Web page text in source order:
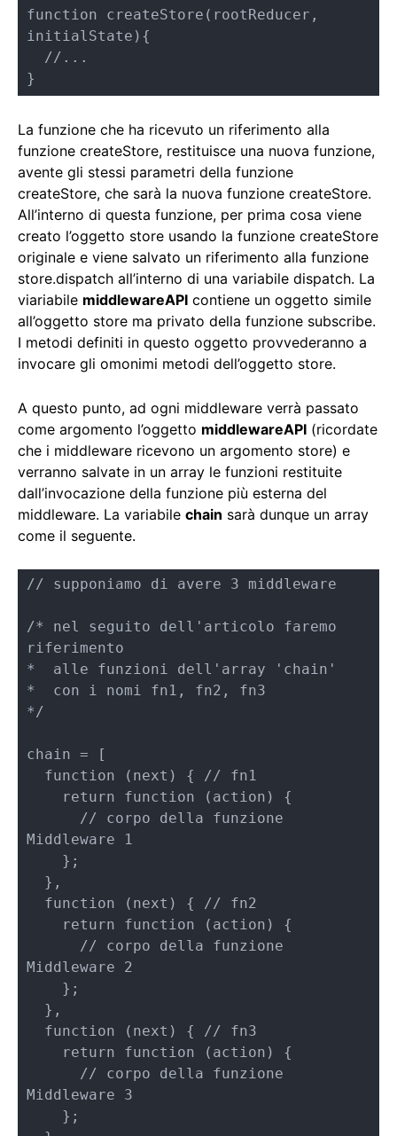
function createStore(rootReducer,
initialState){
}
La funzione che ha ricevuto un riferimento alla
funzione createStore, restituisce una nuova funzione,
avente gli stessi parametri della funzione
createStore, che sarà la nuova funzione createStore.
All’interno di questa funzione, per prima cosa viene
creato l’oggetto store usando la funzione createStore
originale e viene salvato un riferimento alla funzione
store.dispatch all’interno di una variabile dispatch. La
viariabile middlewareAPI contiene un oggetto simile
all’oggetto store ma privato della funzione subscribe.
I metodi definiti in questo oggetto provvederanno a
invocare gli omonimi metodi dell’oggetto store.
A questo punto, ad ogni middleware verrà passato
come argomento l’oggetto middlewareAPI (ricordate
che i middleware ricevono un argomento store) e
verranno salvate in un array le funzioni restituite
dall’invocazione della funzione più esterna del
middleware. La variabile chain sarà dunque un array
come il seguente.
// supponiamo di avere 3 middleware
/* nel seguito dell'articolo faremo
riferimento
*  alle funzioni dell'array 'chain'
*  con i nomi fn1, fn2, fn3
*/
chain = [
Middleware 1
Middleware 2
Middleware 3